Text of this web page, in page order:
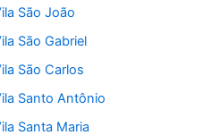
São João
São Gabriel
São Carlos
Santo Antônio
Santa Maria